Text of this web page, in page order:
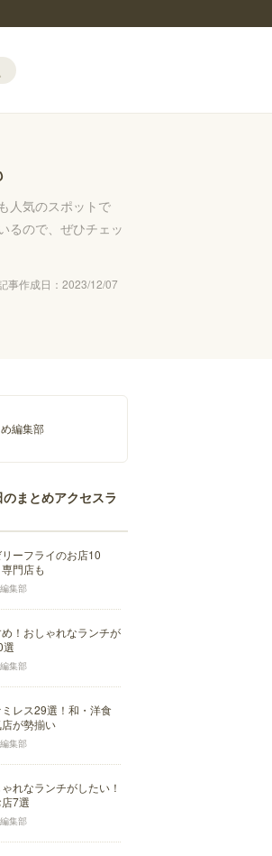
人気のスポットで
るので、ぜひチェッ
事作成日：2023/12/07
編集部
まとめアクセスラ
ーフライのお店10
門店も
集部
め！おしゃれなランチが
選
集部
レス29選！和・洋食
が勢揃い
集部
れなランチがしたい！
7選
集部